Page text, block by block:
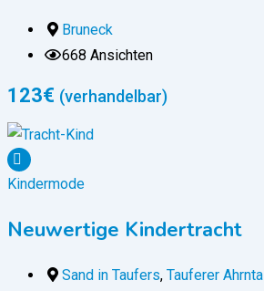
Bruneck
668 Ansichten
123€ (verhandelbar)
Kindermode
Neuwertige Kindertracht
Sand in Taufers, Tauferer Ahrntal